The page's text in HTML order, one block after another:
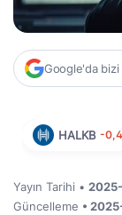
Google'da
HALKB -
Yayın Tarihi •
Güncelleme •